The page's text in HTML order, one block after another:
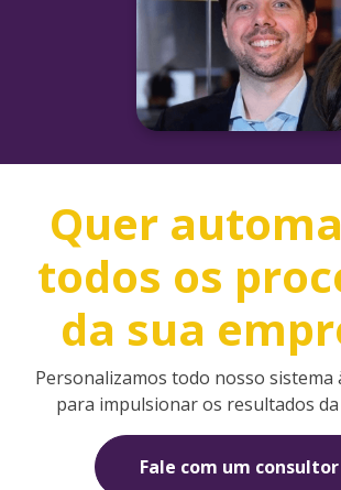
Quer
todos os
da sua
Personalizamos todo nosso sistema
para impulsionar os resultados
Fale com um consultor